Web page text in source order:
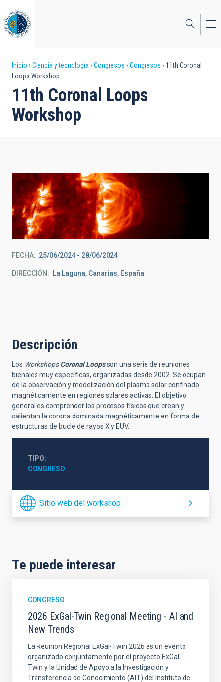
al
contenido
principal
Sobrescribir
enlaces
de
ayuda
navegación
Inicio Ciencia y tecnología Congresos Congresos
11th Coronal
Loops Workshop
11th Coronal Loops
Workshop
FECHA 25/06/2024 - 28/06/2024
DIRECCIÓN La Laguna, Canarias, España
Descripción
Los Workshops Coronal Loopsson una serie de reuniones
bienales muy específicas, organizadas desde 2002. Se ocupan
de la observación y modelización del plasma solar confinado
magnéticamente en regiones solares activas. El objetivo
general es comprender los procesos físicos que crean y
calientan la corona dominada magnéticamente en forma de
estructuras de bucle de rayos X y EUV.
TIPO
CONGRESO
Sitio web del workshop
Te puede interesar
CONGRESO
2026 ExGal-Twin Regional Meeting - AI and
New Trends
La Reunión Regional ExGal-Twin 2026 es un evento
organizado conjuntamente por el proyecto ExGal-
Twin y la Unidad de Apoyo a la Investigación y
Transferencia de Conocimiento (AIT) del Instituto de